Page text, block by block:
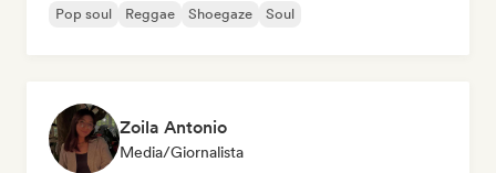
Pop soul
Reggae Shoegaze Soul
Zoila Antonio
Media/Giornalista